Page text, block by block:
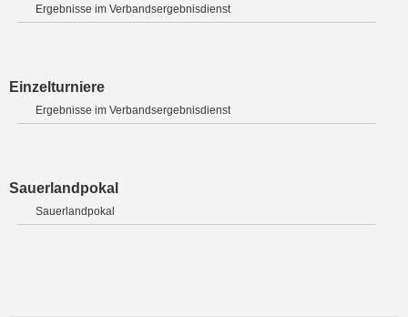
Ergebnisse im Verbandsergebnisdienst
Einzelturniere
Ergebnisse im Verbandsergebnisdienst
Sauerlandpokal
Sauerlandpokal